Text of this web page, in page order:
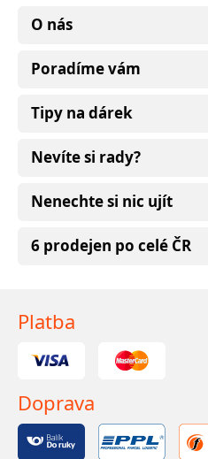
O nás
Poradíme vám
Tipy na dárek
Nevíte si rady?
Nenechte si nic ujít
6 prodejen po celé ČR
Platba
Doprava